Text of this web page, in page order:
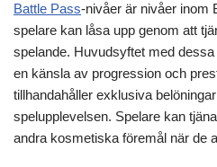
Battle Pass-nivåer är nivåer inom
spelare kan låsa upp genom att
spelande. Huvudsyftet med
en känsla av progression och
tillhandahåller exklusiva
spelupplevelsen. Spelare kan
andra kosmetiska föremål när de